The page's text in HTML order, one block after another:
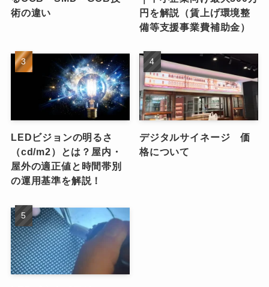
術の違い
円を解説（賃上げ環境整
備等支援事業費補助金）
LEDビジョンの明るさ
（cd/m2）とは？屋内・
屋外の適正値と時間帯別
の運用基準を解説！
デジタルサイネージ 価
格について